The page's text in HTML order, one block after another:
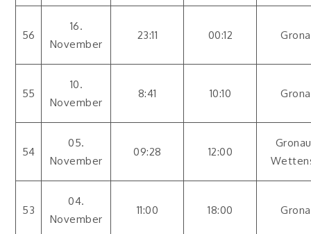
56
16.
November
23:11 00:12
55
10.
November
8:41 10:10
54
05.
November
09:28 12:00
53
04.
November
11:00 18:00